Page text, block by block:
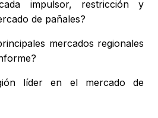
impulsor, restricción y
de pañales?
mercados regionales
líder en el mercado de